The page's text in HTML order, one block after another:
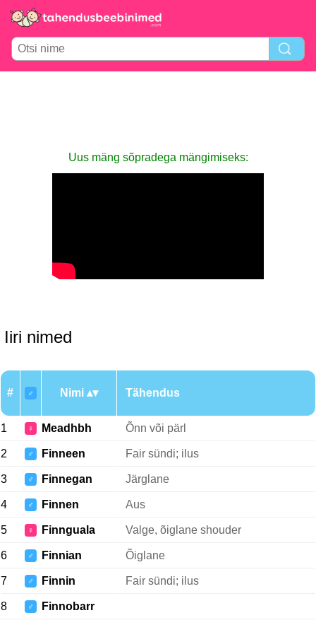
Uus mäng sõpradega mängimiseks:
Iiri nimed
# ♂ Nimi Tähendus
1 ♀ Meadhbh Õnn või pärl
2 ♂ Finneen Fair sündi; ilus
3 ♂ Finnegan Järglane
4 ♂ Finnen Aus
5 ♀ Finnguala Valge, õiglane shouder
6 ♂ Finnian Õiglane
7 ♂ Finnin Fair sündi; ilus
8 ♂ Finnobarr